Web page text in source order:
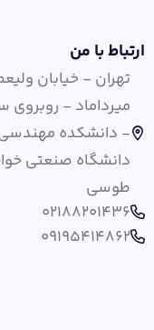
ارتباط با من
تهران - خیابان
میرداماد - روبروی
- دانشکده
دانشگاه صنعتی
طوسی
02188201436
09195414862